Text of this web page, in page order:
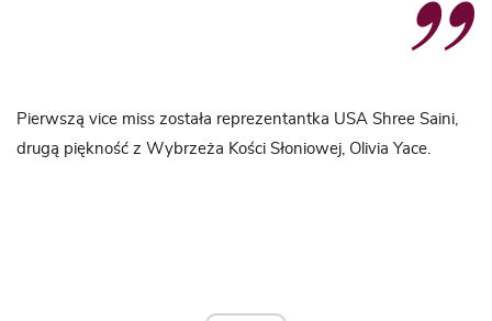
Pierwszą vice miss została reprezentantka USA Shree Saini,
drugą piękność z Wybrzeża Kości Słoniowej, Olivia Yace.